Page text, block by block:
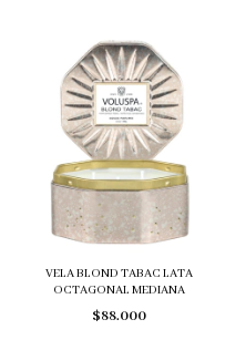
VELA BLOND TABAC LATA
OCTAGONAL MEDIANA
$88.000